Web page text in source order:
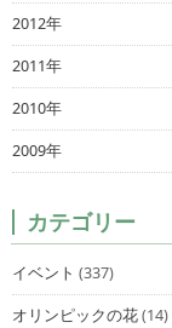
2012年
2011年
2010年
2009年
カテゴリー
イベント (337)
オリンピックの花(14)